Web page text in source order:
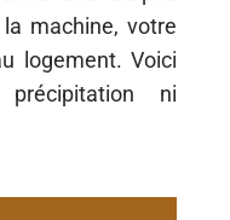
machine, votre
logement. Voici
ni